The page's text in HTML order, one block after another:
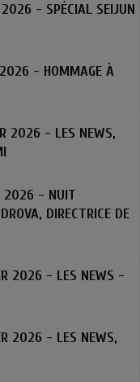
- SPÉCIAL SEIJUN
- HOMMAGE À
2026 - LES NEWS,
2026 - NUIT
DIRECTRICE DE
2026 - LES NEWS -
2026 - LES NEWS,